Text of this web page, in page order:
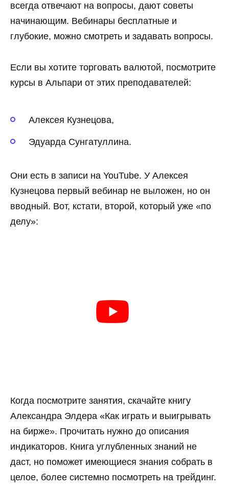
всегда отвечают на вопросы, дают советы
начинающим. Вебинары бесплатные и
глубокие, можно смотреть и задавать вопросы.
Если вы хотите торговать валютой, посмотрите
курсы в Альпари от этих преподавателей:
Алексея Кузнецова,
Эдуарда Сунгатуллина.
Они есть в записи на YouTube. У Алексея
Кузнецова первый вебинар не выложен, но он
вводный. Вот, кстати, второй, который уже «по
делу»:
Когда посмотрите занятия, скачайте книгу
Александра Элдера «Как играть и выигрывать
на бирже». Прочитать нужно до описания
индикаторов. Книга углубленных знаний не
даст, но поможет имеющиеся знания собрать в
целое, более системно посмотреть на трейдинг.